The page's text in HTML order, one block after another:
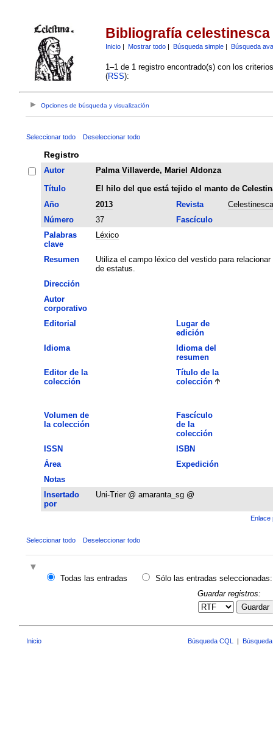
Bibliografía celestinesca
Inicio| Mostrar todo| Búsqueda simple| Búsqueda
1–1 de 1 registro encontrado(s) con los
(RSS):
Opciones de búsqueda y visualización
Seleccionar todo Deseleccionar todo
Registro
Autor
Palma Villaverde, Mariel Aldonza
Título
El hilo del que está tejido el manto de
Año
2013 Revista
Celestinesca
Número
37
Fascículo
Palabras
clave
Léxico
Resumen
Utiliza el campo léxico del vestido para
de estatus.
Dirección
Autor
corporativo
Editorial
Lugar de
edición
Idioma
Idioma del
resumen
Editor de la
colección
Título de la
colección
Volumen de
la colección
Fascículo
de la
colección
ISSN
ISBN
Área
Expedición
Notas
Insertado
por
Uni-Trier @ amaranta_sg @
Enlace
Seleccionar todo Deseleccionar todo
Todas las entradas
Sólo las entradas seleccionadas:
Guardar registros:
Guardar
Inicio Búsqueda CQL